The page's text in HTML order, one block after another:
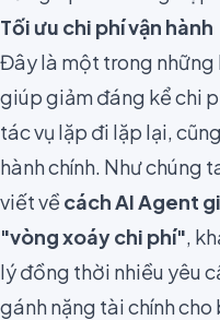
Tối ưu chi phí vận hành
Đây là một trong những
giúp giảm đáng kể chi
tác vụ lặp đi lặp lại,
hành chính. Như chúng
viết về cách AI Agent
"vòng xoáy chi phí",
lý đồng thời nhiều yêu
gánh nặng tài chính cho